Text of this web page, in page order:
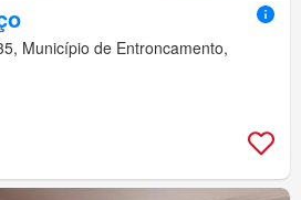
Município de Entroncamento,